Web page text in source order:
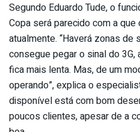
Segundo Eduardo Tude, o
Copa será parecido com a
atualmente. “Haverá zonas de
consegue pegar o sinal do 3G,
fica mais lenta. Mas, de um
operando”, explica o
disponível está com bom
poucos clientes, apesar de a